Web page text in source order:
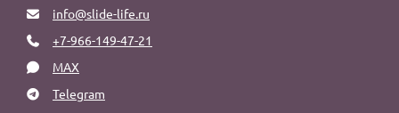
info@slide-life.ru
+7-966-149-47-21
MAX
Telegram